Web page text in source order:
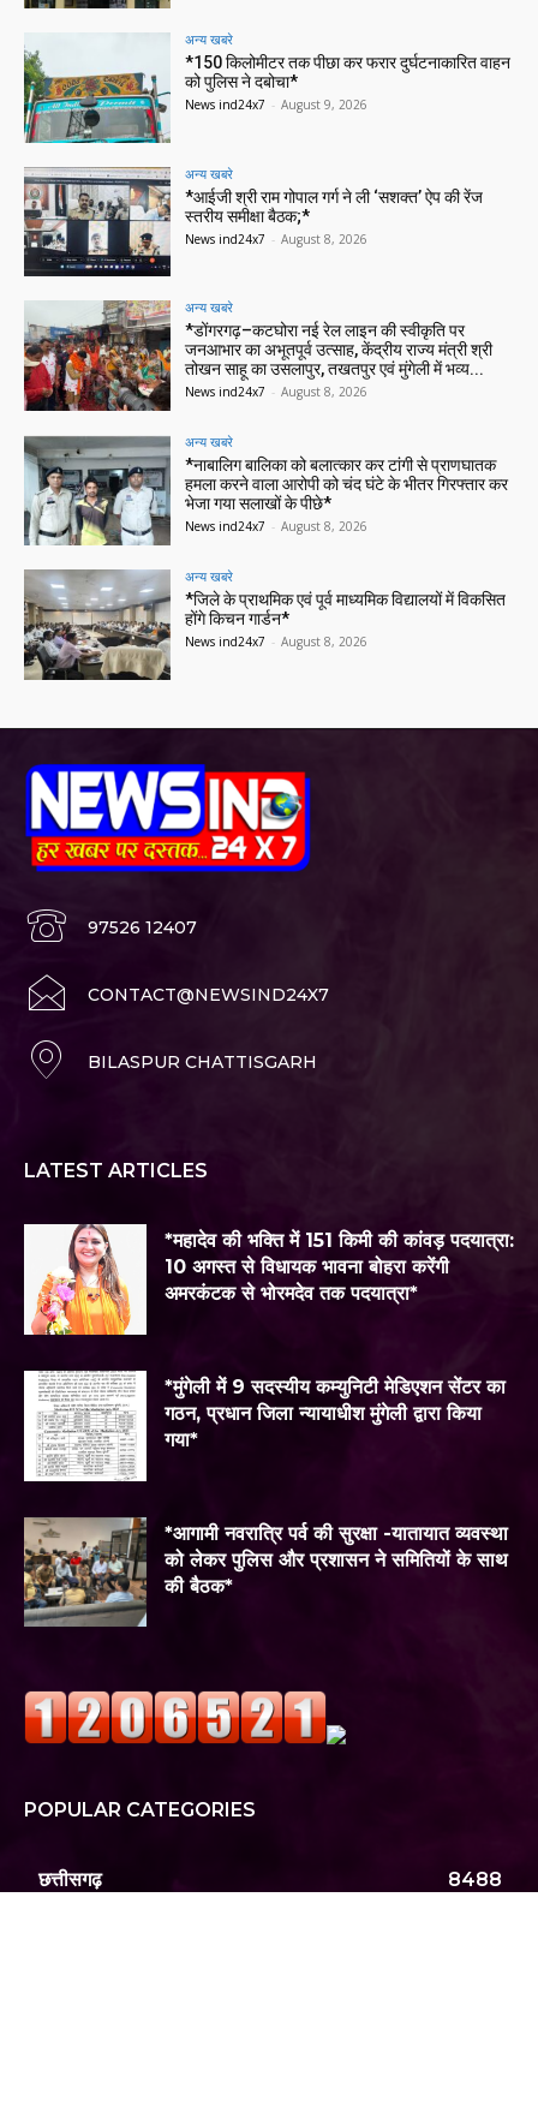
अन्य खबरे
*150 किलोमीटर तक पीछा कर फरार दुर्घटनाकारित वाहन
को पुलिस ने दबोचा*
News ind24x7 - August 9, 2026
अन्य खबरे
*आईजी श्री राम गोपाल गर्ग ने ली ‘सशक्त’ ऐप की रेंज
स्तरीय समीक्षा बैठक;*
News ind24x7 - August 8, 2026
अन्य खबरे
*डोंगरगढ़–कटघोरा नई रेल लाइन की स्वीकृति पर
जनआभार का अभूतपूर्व उत्साह, केंद्रीय राज्य मंत्री श्री
तोखन साहू का उसलापुर, तखतपुर एवं मुंगेली में भव्य...
News ind24x7 - August 8, 2026
अन्य खबरे
*नाबालिग बालिका को बलात्कार कर टांगी से प्राणघातक
हमला करने वाला आरोपी को चंद घंटे के भीतर गिरफ्तार कर
भेजा गया सलाखों के पीछे*
News ind24x7 - August 8, 2026
अन्य खबरे
*जिले के प्राथमिक एवं पूर्व माध्यमिक विद्यालयों में विकसित
होंगे किचन गार्डन*
News ind24x7 - August 8, 2026
97526 12407
CONTACT@NEWSIND24X7
BILASPUR CHATTISGARH
LATEST ARTICLES
*महादेव की भक्ति में 151 किमी की कांवड़ पदयात्रा:
10 अगस्त से विधायक भावना बोहरा करेंगी
अमरकंटक से भोरमदेव तक पदयात्रा*
*मुंगेली में 9 सदस्यीय कम्युनिटी मेडिएशन सेंटर का
गठन, प्रधान जिला न्यायाधीश मुंगेली द्वारा किया
गया*
*आगामी नवरात्रि पर्व की सुरक्षा -यातायात व्यवस्था
को लेकर पुलिस और प्रशासन ने समितियों के साथ
की बैठक*
POPULAR CATEGORIES
छत्तीसगढ़ 8488